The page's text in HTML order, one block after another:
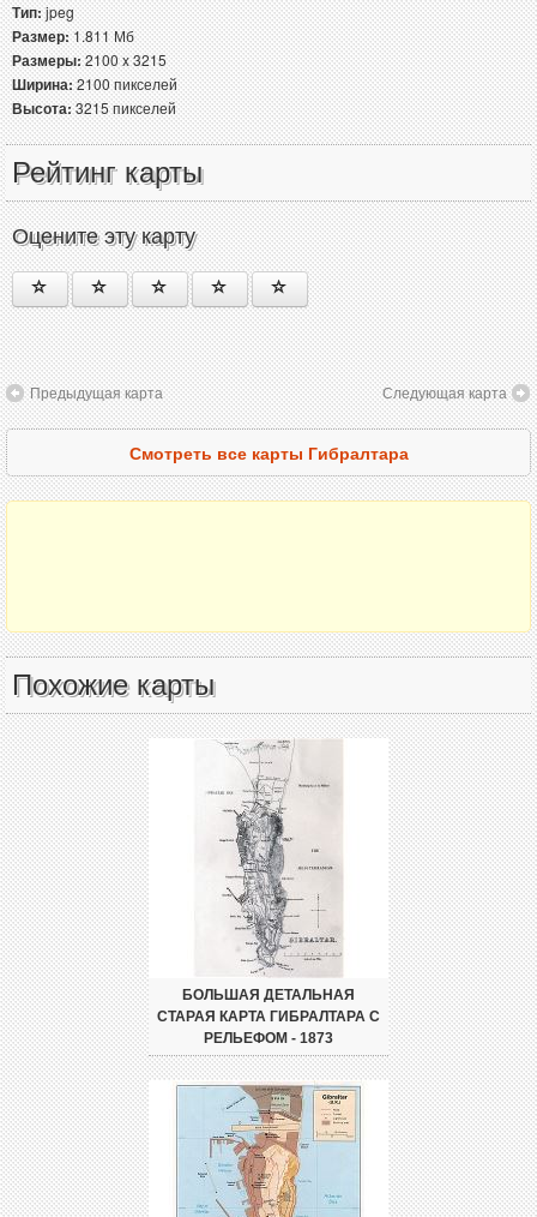
Тип:jpeg
Размер:1.811 Мб
Размеры:2100 x 3215
Ширина:2100 пикселей
Высота:3215 пикселей
Рейтинг карты
Оцените эту карту
Предыдущая карта Следующая карта
Смотреть все карты Гибралтара
Похожие карты
БОЛЬШАЯ ДЕТАЛЬНАЯ
СТАРАЯ КАРТА ГИБРАЛТАРА С
РЕЛЬЕФОМ - 1873